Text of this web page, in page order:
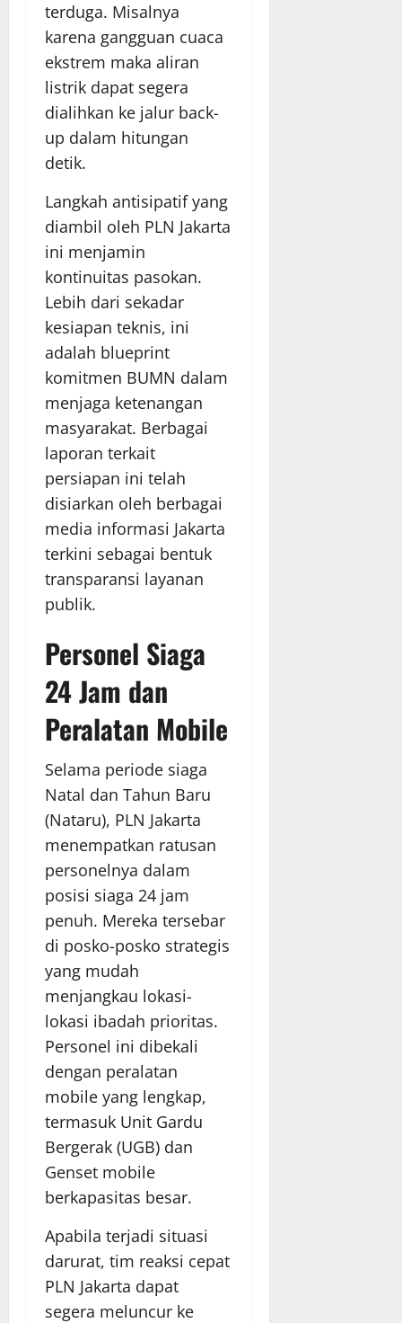
terduga. Misalnya
karena gangguan cuaca
ekstrem maka aliran
listrik dapat segera
dialihkan ke jalur back-
up dalam hitungan
detik.
Langkah antisipatif yang
diambil oleh PLN Jakarta
ini menjamin
kontinuitas pasokan.
Lebih dari sekadar
kesiapan teknis, ini
adalah blueprint
komitmen BUMN dalam
menjaga ketenangan
masyarakat. Berbagai
laporan terkait
persiapan ini telah
disiarkan oleh berbagai
media informasi Jakarta
terkini sebagai bentuk
transparansi layanan
publik.
Personel Siaga
24 Jam dan
Peralatan Mobile
Selama periode siaga
Natal dan Tahun Baru
(Nataru), PLN Jakarta
menempatkan ratusan
personelnya dalam
posisi siaga 24 jam
penuh. Mereka tersebar
di posko-posko strategis
yang mudah
menjangkau lokasi-
lokasi ibadah prioritas.
Personel ini dibekali
dengan peralatan
mobile yang lengkap,
termasuk Unit Gardu
Bergerak (UGB) dan
Genset mobile
berkapasitas besar.
Apabila terjadi situasi
darurat, tim reaksi cepat
PLN Jakarta dapat
segera meluncur ke